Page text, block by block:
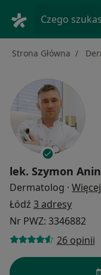
Czego
Strona Główna
lek. Szymon
Dermatolog · Więcej
Łódź 3 adresy
Nr PWZ: 3346882
26 opinii